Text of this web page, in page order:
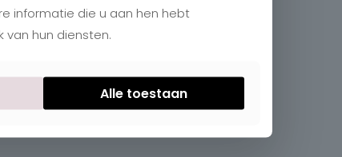
informatie die u aan hen hebt
van hun diensten.
Alle toestaan